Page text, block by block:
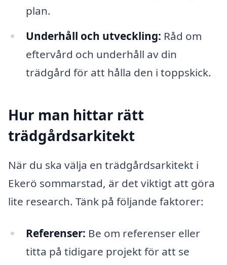
plan.
Underhåll och utveckling: Råd om
eftervård och underhåll av din
trädgård för att hålla den i toppskick.
Hur man hittar rätt
trädgårdsarkitekt
När du ska välja en trädgårdsarkitekt i
Ekerö sommarstad, är det viktigt att göra
lite research. Tänk på följande faktorer:
Referenser: Be om referenser eller
titta på tidigare projekt för att se